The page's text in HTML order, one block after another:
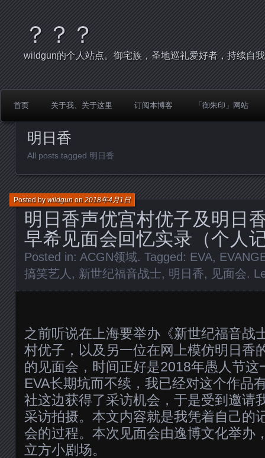
？？？
wildgun的个人站点。御宅族，圣地巡礼爱好者，持续自
首页 关于我、关于这里 订阅本博客 「御朱印」网站
明日香
All posts tagged 明日香
明日香声优宫村优子及明日
早希见面会回忆实录（个人
Posted bywildgunon2018年4月1日
Posted in: ACGN领域. Tagged: EVA,
搞笑艺人 , 新世纪福音战士, 明日香, 见面会.
之前听说在上海要举办《新世纪福音战
村优子，以及另一位在网上模仿明日香
的见面会，时间正好是2018年愚人节这
EVA长期坑而不续，我已经对这个作品
社这边获得了采访机会，于是受到邀请
采访拍摄。本文内容就是我凭着自己的
会的过程。本次见面会由逸博文化举办
立方小剧场。